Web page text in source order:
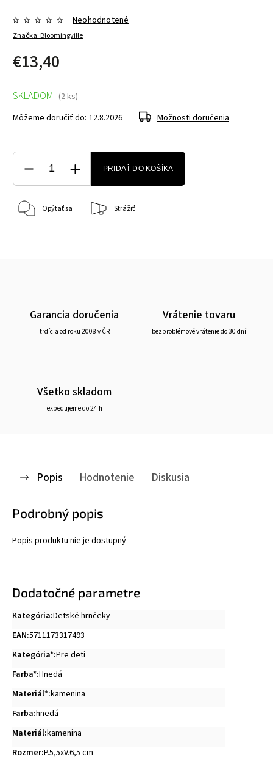
Značka:Bloomingville
Neohodnotené
€13,40
SKLADOM (2 ks)
Môžeme doručiť do: 12.8.2026 Možnosti doručenia
PRIDAŤ DO KOŠÍKA
Opýtať sa Strážiť
Garancia doručenia
trdícia od roku 2008 v ČR
Vrátenie tovaru
bezproblémové vrátenie do 30 dní
Všetko skladom
expedujeme do 24 h
Popis Hodnotenie Diskusia
Podrobný popis
Popis produktu nie je dostupný
Dodatočné parametre
Kategória:Detské hrnčeky
EAN:5711173317493
Kategória*:Pre deti
Farba*:Hnedá
Materiál*:kamenina
Farba:hnedá
Materiál:kamenina
Rozmer:P.5,5xV.6,5 cm